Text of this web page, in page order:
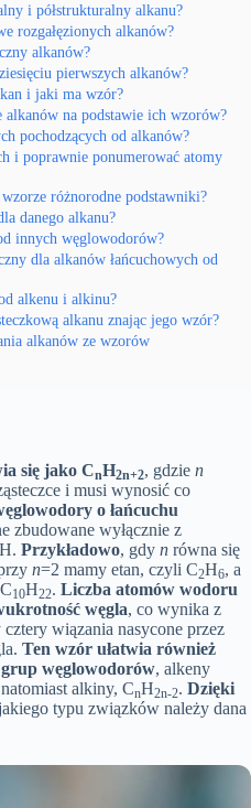
i półstrukturalny alkanu?
rozgałęzionych alkanów?
alkanów?
pierwszych alkanów?
i jaki ma wzór?
alkanów na podstawie ich wzorów?
pochodzących od alkanów?
i poprawnie ponumerować atomy
różnorodne podstawniki?
danego alkanu?
innych węglowodorów?
dla alkanów łańcuchowych od
alkenu i alkinu?
alkanu znając jego wzór?
alkanów ze wzorów
się jako CnH2n+2, gdzie n
i musi wynosić co
o łańcuchu
zbudowane wyłącznie z
Przykładowo, gdy n równa się
n=2 mamy etan, czyli C2H6, a
10H22. Liczba atomów wodoru
węgla, co wynika z
wiązania nasycone przez
Ten wzór ułatwia również
węglowodorów, alkeny
alkiny, CnH2n-2. Dzięki
typu związków należy dana